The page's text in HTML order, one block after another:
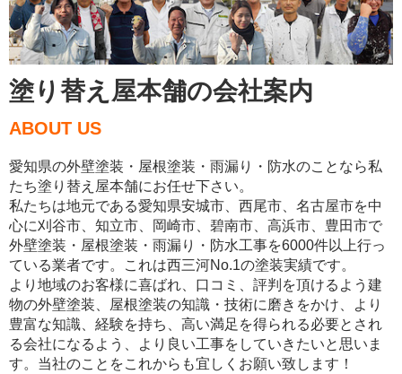
塗り替え屋本舗の会社案内
ABOUT US
愛知県の外壁塗装・屋根塗装・雨漏り・防水のことなら私
たち塗り替え屋本舗にお任せ下さい。
私たちは地元である愛知県安城市、西尾市、名古屋市を中
心に刈谷市、知立市、岡崎市、碧南市、高浜市、豊田市で
外壁塗装・屋根塗装・雨漏り・防水工事を6000件以上行っ
ている業者です。これは西三河No.1の塗装実績です。
より地域のお客様に喜ばれ、口コミ、評判を頂けるよう建
物の外壁塗装、屋根塗装の知識・技術に磨きをかけ、より
豊富な知識、経験を持ち、高い満足を得られる必要とされ
る会社になるよう、より良い工事をしていきたいと思いま
す。当社のことをこれからも宜しくお願い致します！